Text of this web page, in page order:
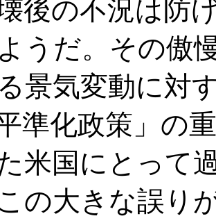
後の不況は防
うだ。その傲
景気変動に対
準化政策」の
米国にとって
の大きな誤り